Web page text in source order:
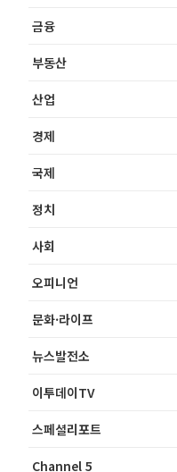
금융
부동산
산업
경제
국제
정치
사회
오피니언
문화·라이프
뉴스발전소
이투데이TV
스페셜리포트
Channel 5